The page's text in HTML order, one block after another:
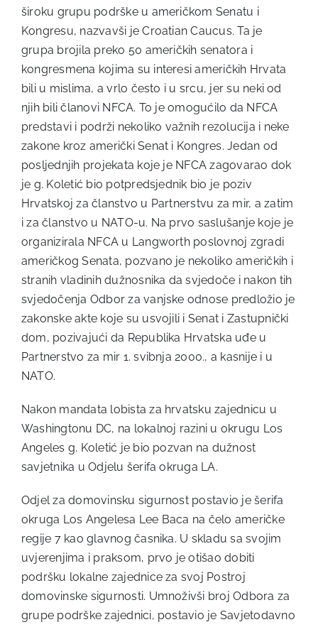
široku grupu podrške u američkom Senatu i
Kongresu, nazvavši je Croatian Caucus. Ta je
grupa brojila preko 50 američkih senatora i
kongresmena kojima su interesi američkih Hrvata
bili u mislima, a vrlo često i u srcu, jer su neki od
njih bili članovi NFCA. To je omogućilo da NFCA
predstavi i podrži nekoliko važnih rezolucija i neke
zakone kroz američki Senat i Kongres. Jedan od
posljednjih projekata koje je NFCA zagovarao dok
je g. Koletić bio potpredsjednik bio je poziv
Hrvatskoj za članstvo u Partnerstvu za mir, a zatim
i za članstvo u NATO-u. Na prvo saslušanje koje je
organizirala NFCA u Langworth poslovnoj zgradi
američkog Senata, pozvano je nekoliko američkih i
stranih vladinih dužnosnika da svjedoče i nakon tih
svjedočenja Odbor za vanjske odnose predložio je
zakonske akte koje su usvojili i Senat i Zastupnički
dom, pozivajući da Republika Hrvatska uđe u
Partnerstvo za mir 1. svibnja 2000., a kasnije i u
NATO.
Nakon mandata lobista za hrvatsku zajednicu u
Washingtonu DC, na lokalnoj razini u okrugu Los
Angeles g. Koletić je bio pozvan na dužnost
savjetnika u Odjelu šerifa okruga LA.
Odjel za domovinsku sigurnost postavio je šerifa
okruga Los Angelesa Lee Baca na čelo američke
regije 7 kao glavnog časnika. U skladu sa svojim
uvjerenjima i praksom, prvo je otišao dobiti
podršku lokalne zajednice za svoj Postroj
domovinske sigurnosti. Umnoživši broj Odbora za
grupe podrške zajednici, postavio je Savjetodavno